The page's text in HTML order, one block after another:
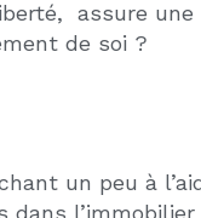
et
le monde sont
la plus
avec les
le choix